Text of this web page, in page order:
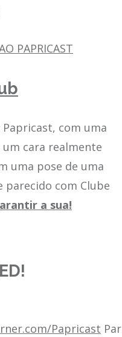
PAPRICAST
com uma
cara realmente
uma pose de uma
parecido com Clube
a sua!
Papricast